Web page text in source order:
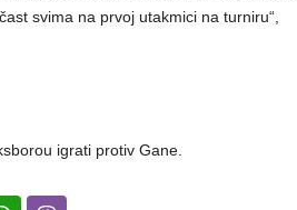
svima na prvoj utakmici na turniru“,
igrati protiv Gane.